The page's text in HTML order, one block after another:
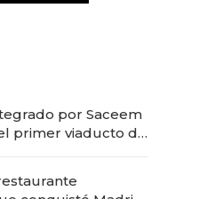
por Saceem
primer viaducto de